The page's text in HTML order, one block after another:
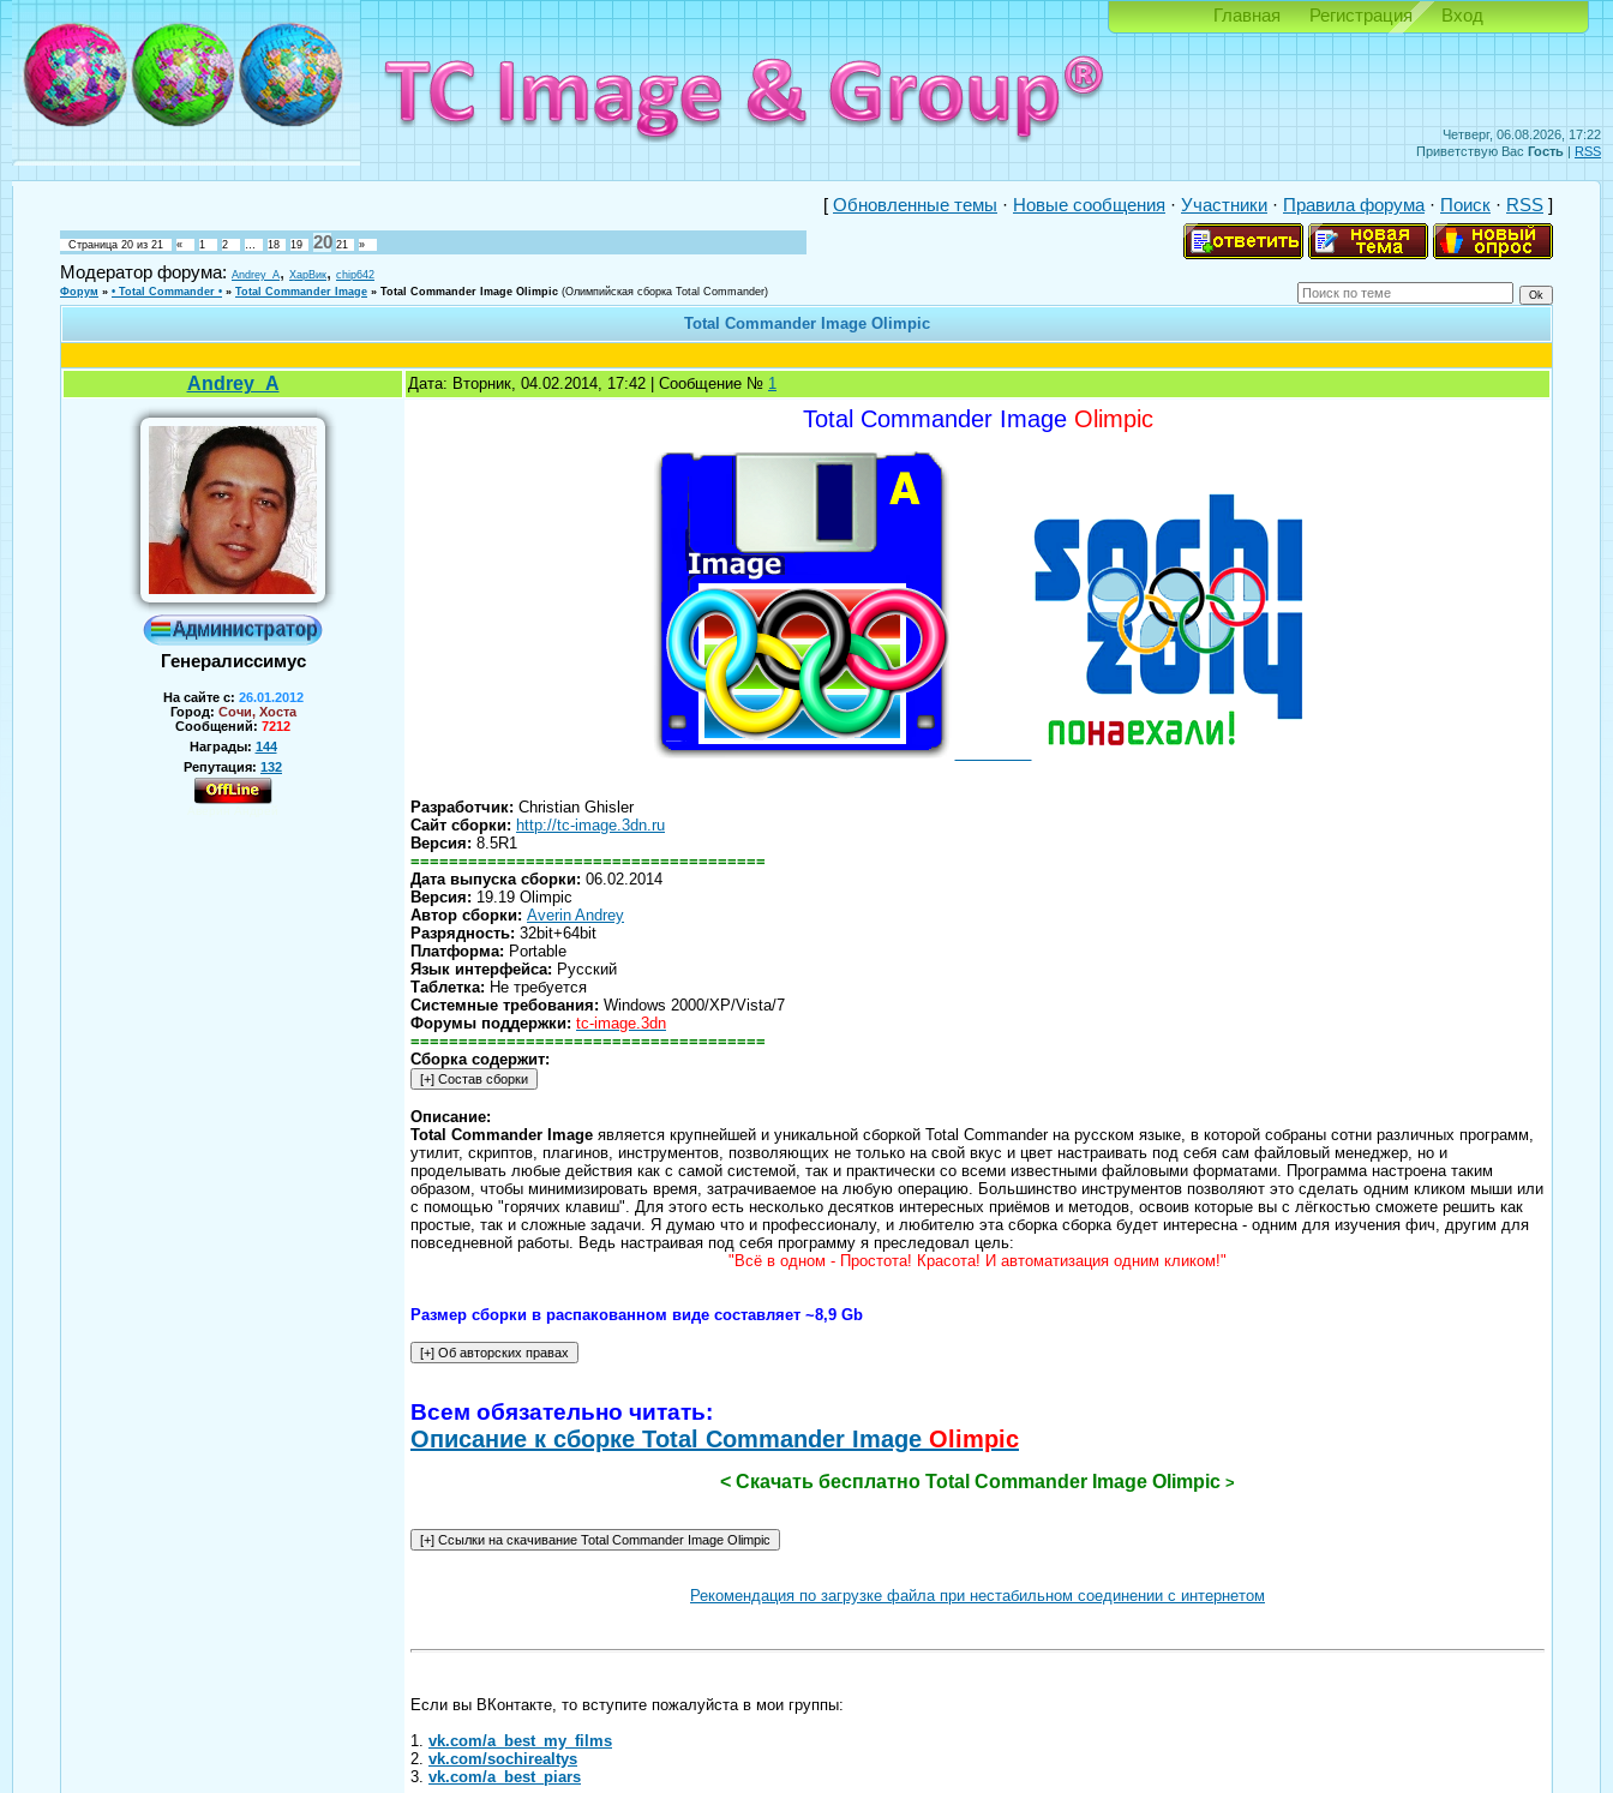
Четверг, 06.08.2026, 17:22
Приветствую Вас Гость | RSS
Главная Регистрация Вход
[ Обновленные темы · Новые сообщения · Участники · Правила форума · Поиск · RSS ]
Страница 20 из 21 « 1 2 … 18 19 20 21 »
Модератор форума: Andrey_A, ХарВик, chip642
Форум » • Total Commander • » Total Commander Image » Total Commander Image Olimpic (Олимпийская сборка Total Commander)
Total Commander Image Olimpic
Andrey_A Дата: Вторник, 04.02.2014, 17:42 | Сообщение № 1
Генералиссимус
На сайте с: 26.01.2012
Город: Сочи, Хоста
Сообщений: 7212
Награды: 144
Репутация: 132
Total Commander Image Olimpic
Разработчик: Christian Ghisler
Сайт сборки: http://tc-image.3dn.ru
Версия: 8.5R1
=====================================
Дата выпуска сборки: 06.02.2014
Версия: 19.19 Olimpic
Автор сборки: Averin Andrey
Разрядность: 32bit+64bit
Платформа: Portable
Язык интерфейса: Русский
Таблетка: Не требуется
Системные требования: Windows 2000/XP/Vista/7
Форумы поддержки: tc-image.3dn
=====================================
Сборка содержит:
Описание:
Total Commander Image является крупнейшей и уникальной сборкой Total Commander на русском языке, в которой собраны сотни различных программ,
утилит, скриптов, плагинов, инструментов, позволяющих не только на свой вкус и цвет настраивать под себя сам файловый менеджер, но и
проделывать любые действия как с самой системой, так и практически со всеми известными файловыми форматами. Программа настроена таким
образом, чтобы минимизировать время, затрачиваемое на любую операцию. Большинство инструментов позволяют это сделать одним кликом мыши или
с помощью "горячих клавиш". Для этого есть несколько десятков интересных приёмов и методов, освоив которые вы с лёгкостью сможете решить как
простые, так и сложные задачи. Я думаю что и профессионалу, и любителю эта сборка сборка будет интересна - одним для изучения фич, другим для
повседневной работы. Ведь настраивая под себя программу я преследовал цель:
"Всё в одном - Простота! Красота! И автоматизация одним кликом!"
Размер сборки в распакованном виде составляет ~8,9 Gb
Всем обязательно читать:
Описание к сборке Total Commander Image Olimpiс
< Скачать бесплатно Total Commander Image Olimpic >
Рекомендация по загрузке файла при нестабильном соединении с интернетом
Если вы ВКонтакте, то вступите пожалуйста в мои группы:
1. vk.com/a_best_my_films
2. vk.com/sochirealtys
3. vk.com/a_best_piars